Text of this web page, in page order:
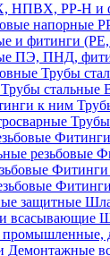
Трубы
Трубы стальные
Трубы
Фитинги
Фитинги
Демонтажные